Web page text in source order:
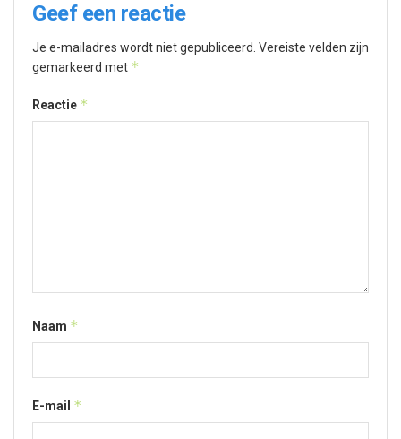
Geef een reactie
Je e-mailadres wordt niet gepubliceerd. Vereiste velden zijn
gemarkeerd met *
Reactie *
Naam *
E-mail *